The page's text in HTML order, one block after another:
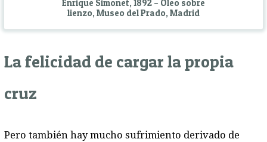
Enrique Simonet, 1892 – Óleo sobre
lienzo, Museo del Prado, Madrid
La felicidad de cargar la propia
cruz
Pero también hay mucho sufrimiento derivado de